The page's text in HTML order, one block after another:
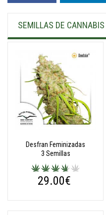
SEMILLAS DE
Desfran Feminizadas
3 Semillas
29.00€